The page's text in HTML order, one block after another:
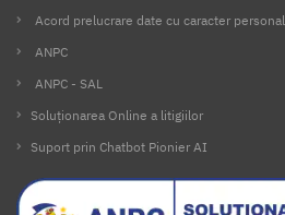
Acord prelucrare date cu caracter personal
ANPC
ANPC - SAL
Soluționarea Online a litigiilor
Suport prin Chatbot Pionier AI